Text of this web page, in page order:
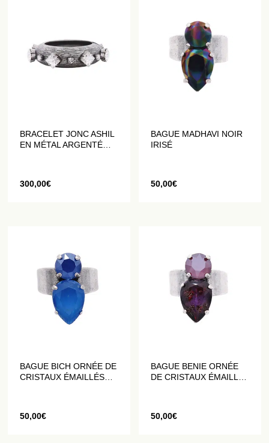
BRACELET JONC ASHIL
EN MÉTAL ARGENTÉ
300,00€
BAGUE MADHAVI NOIR
IRISÉ
50,00€
BAGUE BICH ORNÉE DE
CRISTAUX ÉMAILLÉS
50,00€
BAGUE BENIE ORNÉE
DE CRISTAUX ÉMAILLÉS
50,00€